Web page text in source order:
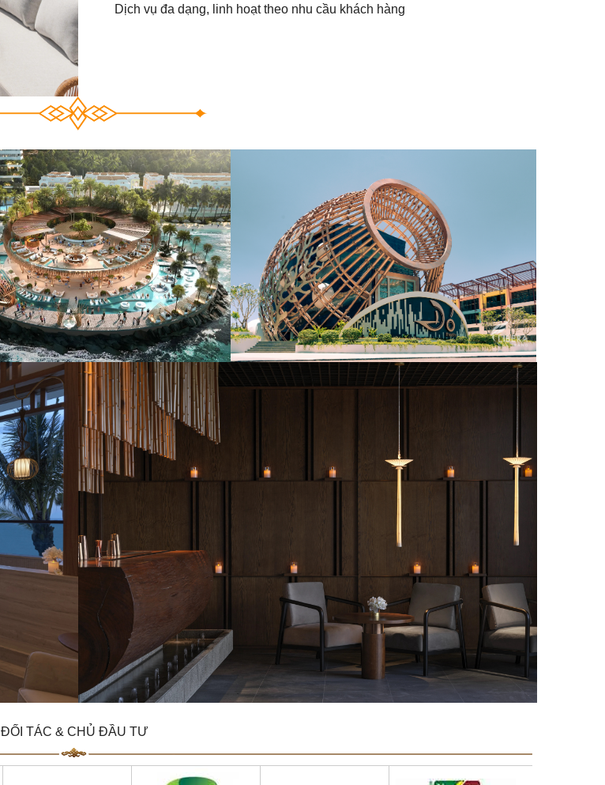
Dịch vụ đa dạng, linh hoạt theo nhu cầu khách hàng
ĐỐI TÁC & CHỦ ĐẦU TƯ